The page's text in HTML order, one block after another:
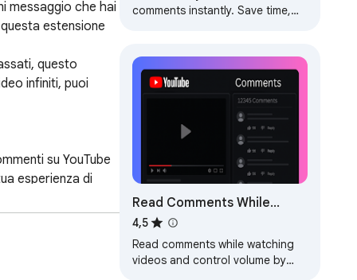
messaggio che hai
estensione
questo
infiniti, puoi
su YouTube
esperienza di
Con la
comments instantly. Save time,
Read Comments While
Watching YouTube™
4,5
Read comments while watching
videos and control volume by